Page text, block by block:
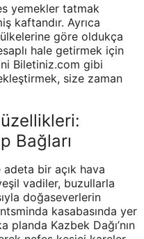
yemekler tatmak
kaftandır. Ayrıca
göre oldukça
hale getirmek için
Biletiniz.com gibi
size zaman
Bağları
bir açık hava
vadiler, buzullarla
doğaseverlerin
kasabasında yer
Kazbek Dağı’nın